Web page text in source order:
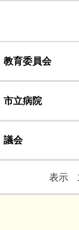
教育委員会
市立病院
議会
表示